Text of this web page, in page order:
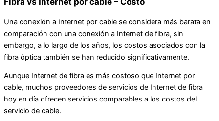
Una conexión a Internet por cable se considera más barata en
comparación con una conexión a Internet de fibra, sin
embargo, a lo largo de los años, los costos asociados con la
fibra óptica también se han reducido significativamente.
Aunque Internet de fibra es más costoso que Internet por
cable, muchos proveedores de servicios de Internet de fibra
hoy en día ofrecen servicios comparables a los costos del
servicio de cable.